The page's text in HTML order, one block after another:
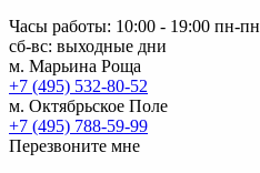
Часы работы: 10:00 - 19:00 пн-пн
сб-вс: выходные дни
м. Марьина Роща
+7 (495) 532-80-52
м. Октябрьское Поле
+7 (495) 788-59-99
Перезвоните мне